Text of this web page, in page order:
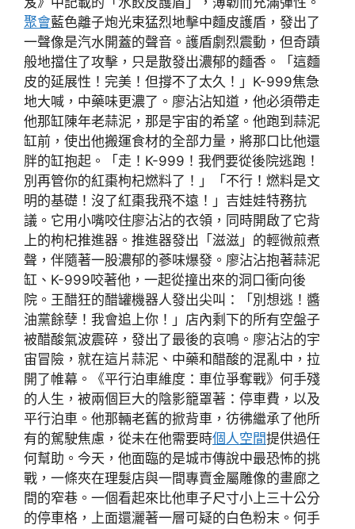
聚會藍色離子炮光束猛烈地擊中麵皮護盾，發出了
一聲像是汽水開蓋的聲音。護盾劇烈震動，但奇蹟
般地擋住了攻擊，只是散發出濃郁的麵香。「這麵
皮的延展性！完美！但撐不了太久！」K-999焦急
地大喊，中藥味更濃了。廖沾沾知道，他必須帶走
他那缸陳年老蒜泥，那是宇宙的希望。他跑到蒜泥
缸前，使出他搬運食材的全部力量，將那口比他還
胖的缸抱起。「走！K-999！我們要從後院逃跑！
別再管你的紅棗枸杞燃料了！」「不行！燃料是文
明的基礎！沒了紅棗我飛不遠！」吉娃娃特務抗
議。它用小嘴咬住廖沾沾的衣領，同時開啟了它背
上的枸杞推進器。推進器發出「滋滋」的輕微煎煮
聲，伴隨著一股濃郁的蔘味爆發。廖沾沾抱著蒜泥
缸、K-999咬著他，一起從撞出來的洞口衝向後
院。王醋狂的醋罐機器人發出尖叫：「別想逃！醬
油黨餘孽！我會追上你！」店內剩下的所有空盤子
被醋酸氣波震碎，發出了最後的哀鳴。廖沾沾的宇
宙冒險，就在這片蒜泥、中藥和醋酸的混亂中，拉
開了帷幕。《平行泊車維度：車位爭奪戰》何手殘
的人生，被兩個巨大的陰影籠罩著：停車費，以及
平行泊車。他那輛老舊的掀背車，彷彿繼承了他所
有的駕駛焦慮，從未在他需要時個人空間提供過任
何幫助。今天，他面臨的是城市傳說中最恐怖的挑
戰，一條夾在理髮店與一間專賣金屬雕像的畫廊之
間的窄巷。一個看起來比他車子尺寸小上三十公分
的停車格，上面還灑著一層可疑的白色粉末。何手